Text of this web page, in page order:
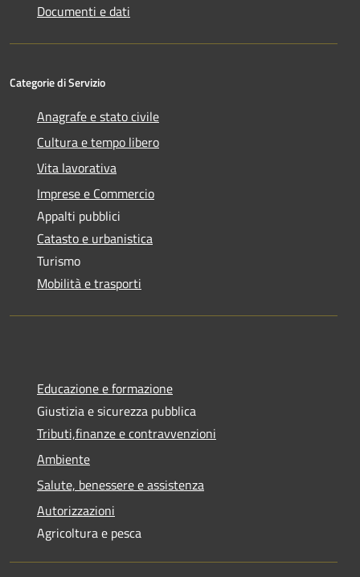
Documenti e dati
Categorie di Servizio
Anagrafe e stato civile
Cultura e tempo libero
Vita lavorativa
Imprese e Commercio
Appalti pubblici
Catasto e urbanistica
Turismo
Mobilità e trasporti
Educazione e formazione
Giustizia e sicurezza pubblica
Tributi,finanze e contravvenzioni
Ambiente
Salute, benessere e assistenza
Autorizzazioni
Agricoltura e pesca